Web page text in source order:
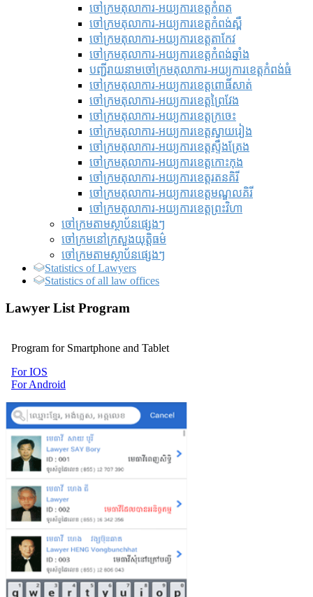
ចៅក្រមតុលាការ-អយ្យការខេត្តកំពត
ចៅក្រមតុលាការ-អយ្យការខេត្តកំពង់ស្ពឺ
ចៅក្រមតុលាការ-អយ្យការខេត្តតាកែវ
ចៅក្រមតុលាការ-អយ្យការខេត្តកំពង់ឆ្នាំង
បញ្ជីរាយនាមចៅក្រមតុលាការ-អយ្យការខេត្តកំពង់ធំ
ចៅក្រមតុលាការ-អយ្យការខេត្តពោធិ៍សាត់
ចៅក្រមតុលាការ-អយ្យការខេត្តព្រៃវែង
ចៅក្រមតុលាការ-អយ្យការខេត្តក្រចេះ
ចៅក្រមតុលាការ-អយ្យការខេត្តស្វាយរៀង
ចៅក្រមតុលាការ-អយ្យការខេត្តស្ទឹងត្រែង
ចៅក្រមតុលាការ-អយ្យការខេត្តកោះកុង
ចៅក្រមតុលាការ-អយ្យការខេត្តរតនគិរី
ចៅក្រមតុលាការ-អយ្យការខេត្តមណ្ឌលគិរី
ចៅក្រមតុលាការ-អយ្យការខេត្តព្រះវិហា
ចៅក្រមតាមស្ថាប័នផ្សេងៗ
ចៅក្រមនៅក្រសួងយុត្តិធម៌
ចៅក្រមតាមស្ថាប័នផ្សេងៗ
Statistics of Lawyers
Statistics of all law offices
Lawyer List Program
Program for Smartphone and Tablet
For IOS
For Android